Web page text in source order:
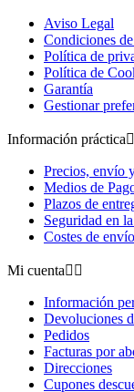
Aviso Legal
Condiciones
Política de
Política de
Garantía
Gestionar
Información práctica
Precios, envío
Medios de
Plazos de
Seguridad en
Costes de
Mi cuenta 
Información
Devoluciones
Pedidos
Facturas por
Direcciones
Cupones